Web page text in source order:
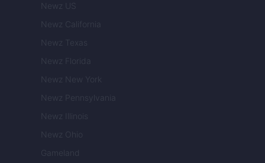
Newz US
Newz California
Newz Texas
Newz Florida
Newz New York
Newz Pennsylvania
Newz Illinois
Newz Ohio
Gameland